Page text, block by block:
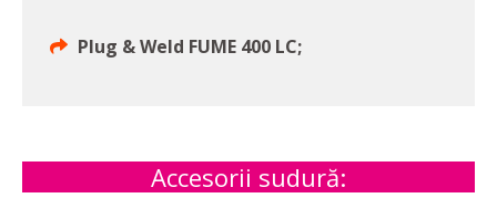
Plug & Weld FUME 400 LC;
Accesorii sudură: